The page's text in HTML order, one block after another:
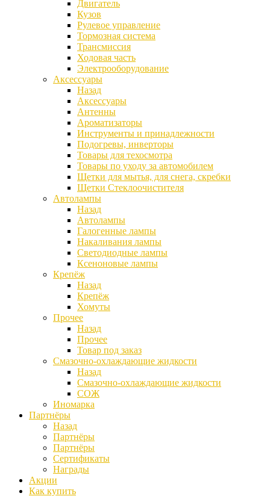
Двигатель
Кузов
Рулевое управление
Тормозная система
Трансмиссия
Ходовая часть
Электрооборудование
Аксессуары
Назад
Аксессуары
Антенны
Ароматизаторы
Инструменты и принадлежности
Подогревы, инверторы
Товары для техосмотра
Товары по уходу за автомобилем
Щетки для мытья, для снега, скребки
Щетки Стеклоочистителя
Автолампы
Назад
Автолампы
Галогенные лампы
Накаливания лампы
Светодиодные лампы
Ксеноновые лампы
Крепёж
Назад
Крепёж
Хомуты
Прочее
Назад
Прочее
Товар под заказ
Смазочно-охлаждающие жидкости
Назад
Смазочно-охлаждающие жидкости
СОЖ
Иномарка
Партнёры
Назад
Партнёры
Партнёры
Сертификаты
Награды
Акции
Как купить